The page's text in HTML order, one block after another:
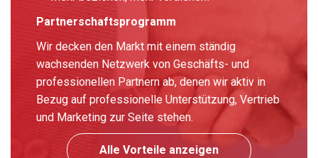
Partnerschaftsprogramm
Wir decken den Markt mit einem ständig
wachsenden Netzwerk von Geschäfts- und
professionellen Partnern ab, denen wir aktiv in
Bezug auf professionelle Unterstützung, Vertrieb
und Marketing zur Seite stehen.
Alle Vorteile anzeigen